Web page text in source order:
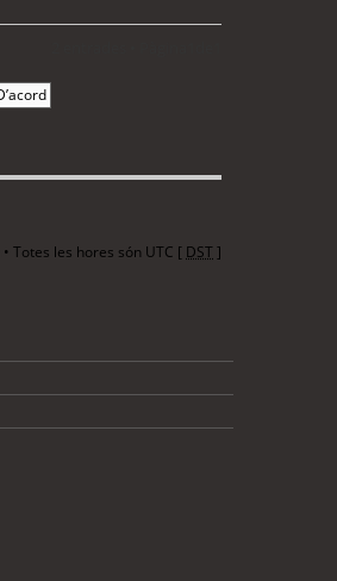
• Totes les hores són UTC [ DST]